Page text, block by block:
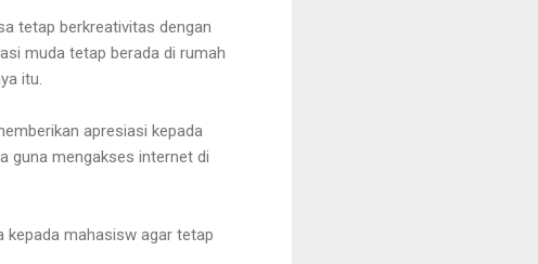
tetap berkreativitas dengan
muda tetap berada di rumah
itu.
apresiasi kepada
guna mengakses internet di
kepada mahasisw agar tetap